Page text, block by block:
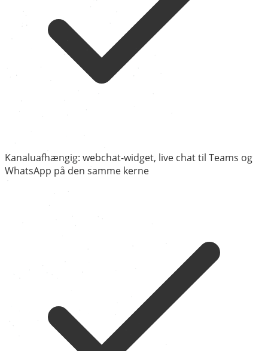
Kanaluafhængig: webchat-widget, live chat til Teams og
WhatsApp på den samme kerne